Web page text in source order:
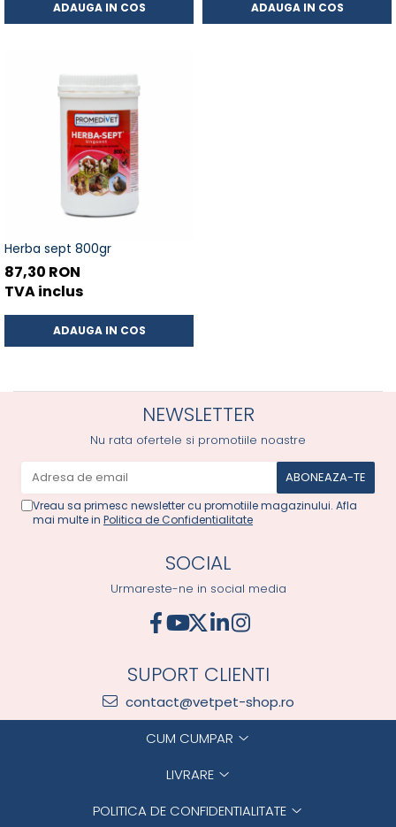
ADAUGA IN COS ADAUGA IN COS
Herba sept 800gr
87,30 RON
TVA inclus
ADAUGA IN COS
NEWSLETTER
Nu rata ofertele si promotiile noastre
Vreau sa primesc newsletter cu promotiile magazinului. Afla
mai multe in Politica de Confidentialitate
SOCIAL
Urmareste-ne in social media
SUPORT CLIENTI
contact@vetpet-shop.ro
CUM CUMPAR
LIVRARE
POLITICA DE CONFIDENTIALITATE